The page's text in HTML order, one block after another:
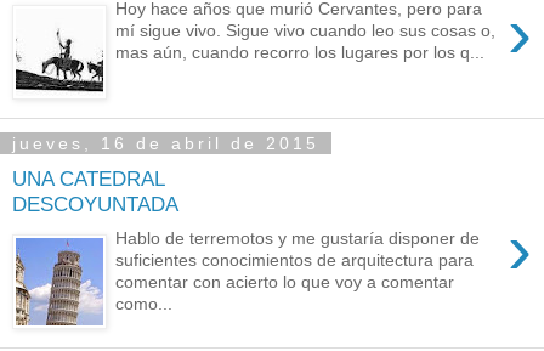
›
Hoy hace años que murió Cervantes, pero para
mí sigue vivo. Sigue vivo cuando leo sus cosas o,
mas aún, cuando recorro los lugares por los q...
jueves, 16 de abril de 2015
UNA CATEDRAL
DESCOYUNTADA
›
Hablo de terremotos y me gustaría disponer de
suficientes conocimientos de arquitectura para
comentar con acierto lo que voy a comentar
como...